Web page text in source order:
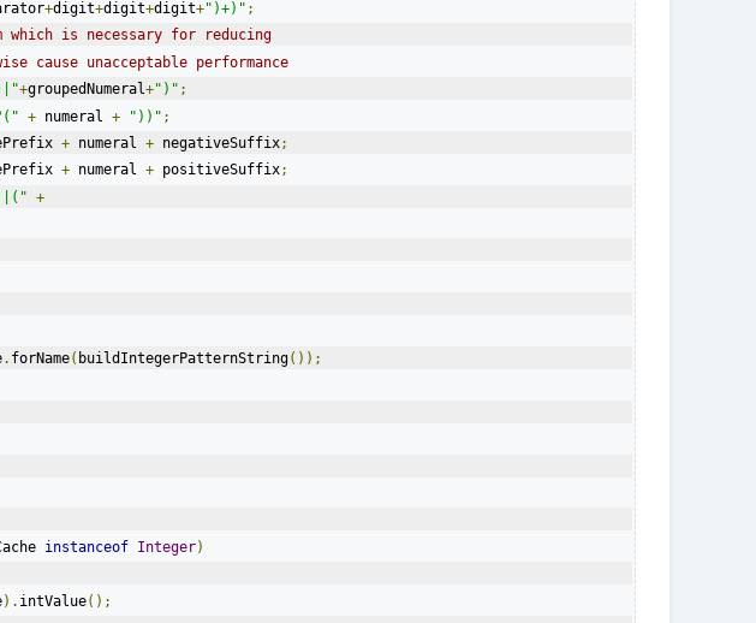
groupSeparator
+digit+digit+digit+")+)" ;
is necessary for reducing
cause unacceptable performance
+groupedNumeral+")" ;
+ numeral + "))" ;
+ numeral + negativeSuffix;
+ numeral + positiveSuffix;
+
. forName( buildIntegerPatternString());
instanceof Integer)
). intValue();